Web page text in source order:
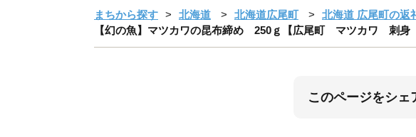
まちから探す 北海道 北海道広尾町
北海道 広尾町の返
【幻の魚】マツカワの昆布締め 250ｇ【広尾町 マツカワ
このページをシェ